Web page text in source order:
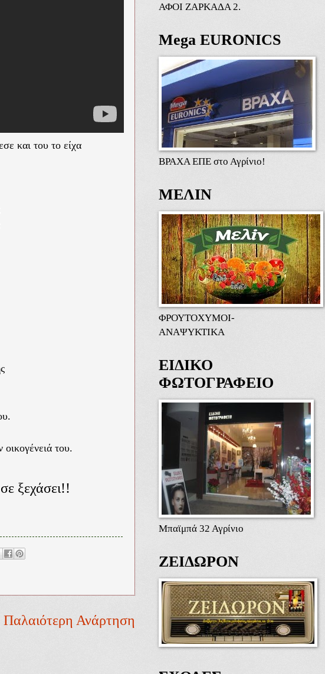
και του το είχα
του.
ξεχάσει!!
Παλαιότερη Ανάρτηση
ΑΦΟΙ ΖΑΡΚΑΔΑ 2.
Mega EURONICS
ΒΡΑΧΑ ΕΠΕ στο Αγρίνιο!
ΜΕΛΙΝ
ΦΡΟΥΤΟΧΥΜΟΙ-
ΑΝΑΨΥΚΤΙΚΑ
ΕΙΔΙΚΟ
ΦΩΤΟΓΡΑΦΕΙΟ
Μπαϊμπά 32 Αγρίνιο
ΖΕΙΔΩΡΟΝ